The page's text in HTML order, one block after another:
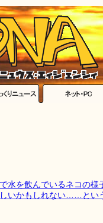
水を飲んでいるネコの様
いかもしれない……とい